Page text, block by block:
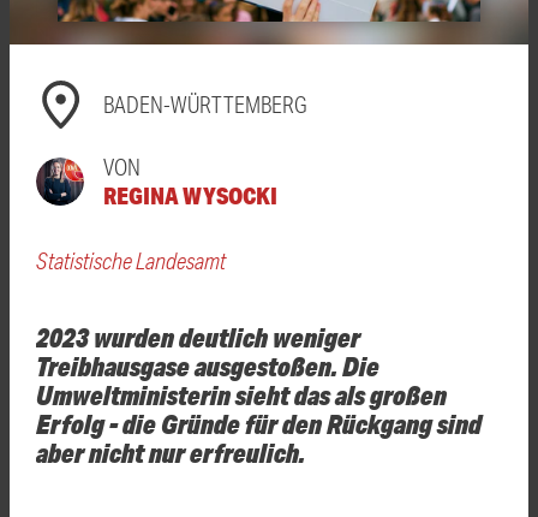
BADEN-WÜRTTEMBERG
VON
REGINA WYSOCKI
Statistische Landesamt
2023 wurden deutlich weniger
Treibhausgase ausgestoßen. Die
Umweltministerin sieht das als großen
Erfolg - die Gründe für den Rückgang sind
aber nicht nur erfreulich.